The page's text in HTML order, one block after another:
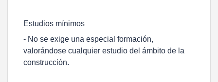
Estudios mínimos
- No se exige una especial formación,
valorándose cualquier estudio del ámbito de la
construcción.